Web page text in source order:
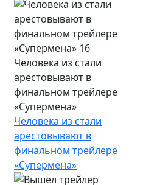
Человека из стали
арестовывают в
финальном трейлере
«Супермена»
Человека из стали
арестовывают в
финальном трейлере
«Супермена»